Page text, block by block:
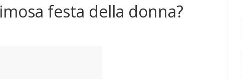
festa della donna?